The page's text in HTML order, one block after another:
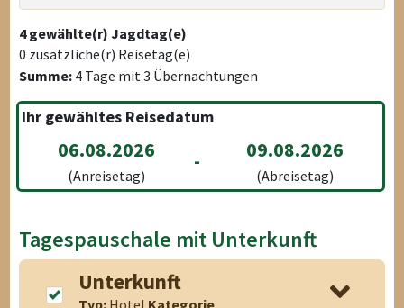
4gewählte(r) Jagdtag(e)
0 zusätzliche(r) Reisetag(e)
Summe: 4 Tage mit3 Übernachtungen
Ihr gewähltes Reisedatum
06.08.2026
(Anreisetag)
- 09.08.2026
(Abreisetag)
Tagespauschale mit Unterkunft
Unterkunft